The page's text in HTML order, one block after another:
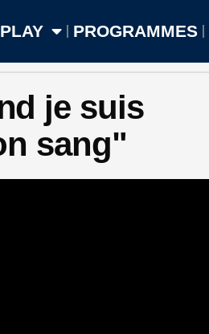
PROGRAMMES
je suis
sang"